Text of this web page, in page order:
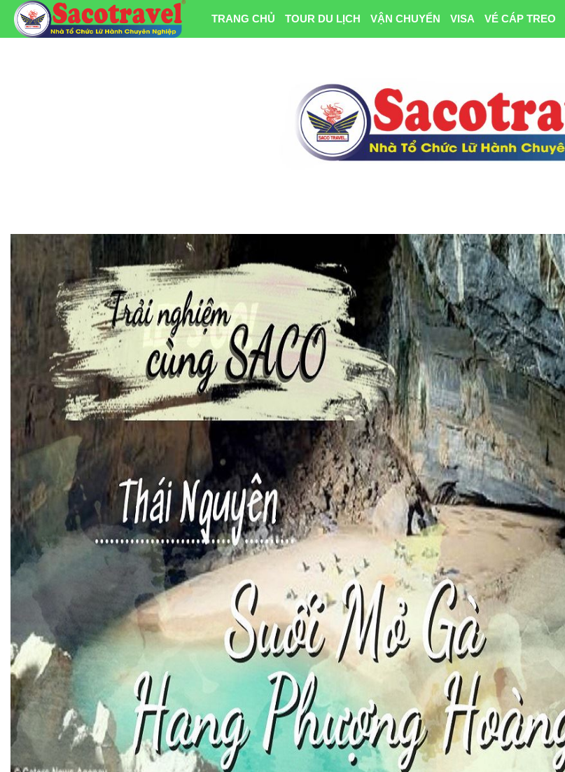
TRANG CHỦ TOUR DU LỊCH VẬN CHUYỂN VISA VÉ CÁP TREO